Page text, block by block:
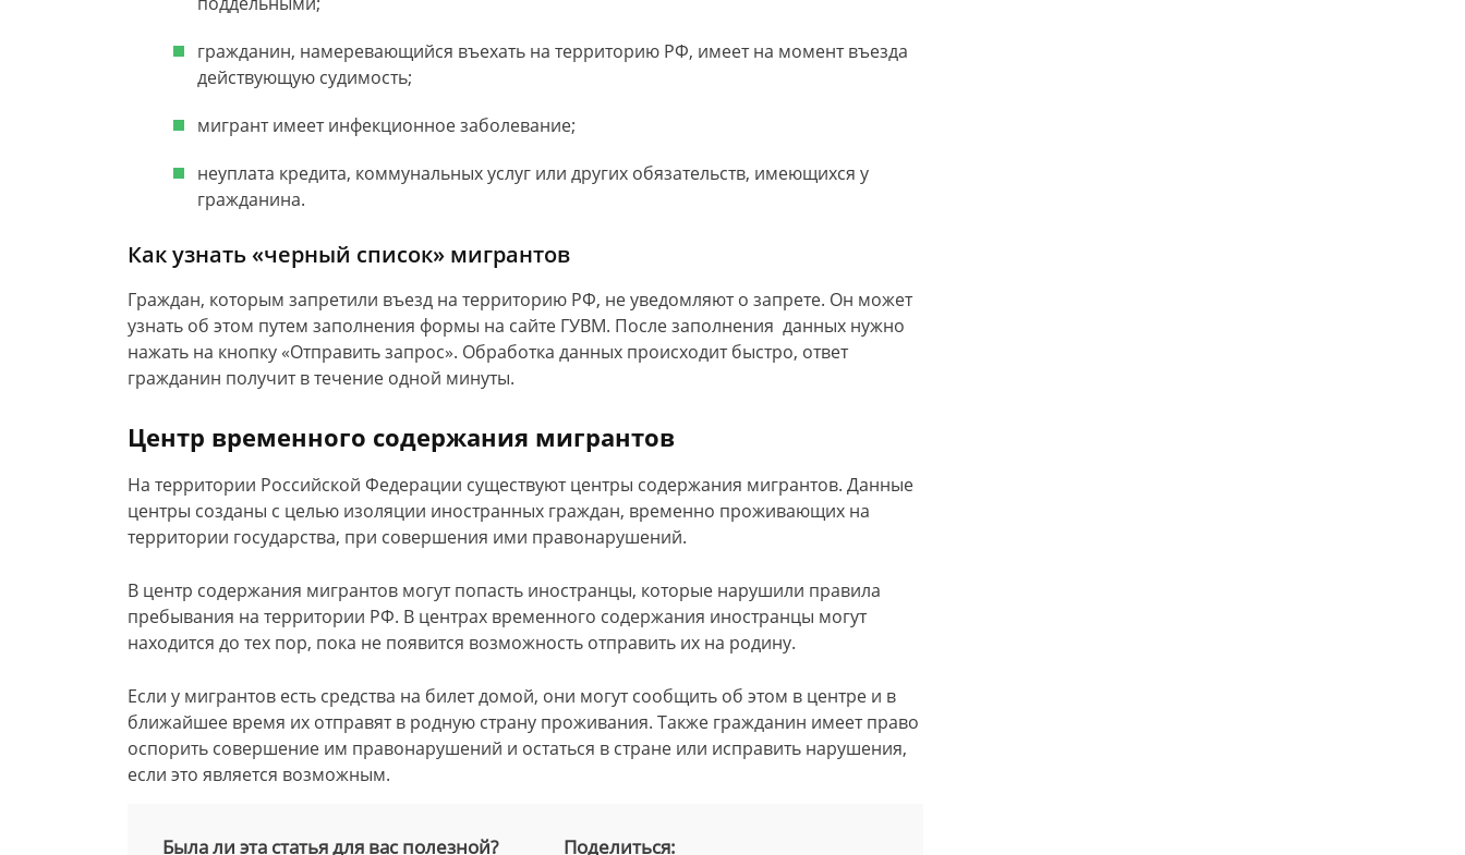
гражданин, намеревающийся въехать на территорию РФ, имеет на момент въезда
действующую судимость;
мигрант имеет инфекционное заболевание;
неуплата кредита, коммунальных услуг или других обязательств, имеющихся у
гражданина.
Как узнать «черный список» мигрантов
Граждан, которым запретили въезд на территорию РФ, не уведомляют о запрете. Он может
узнать об этом путем заполнения формы на сайте ГУВМ. После заполнения данных нужно
нажать на кнопку «Отправить запрос». Обработка данных происходит быстро, ответ
гражданин получит в течение одной минуты.
Центр временного содержания мигрантов
На территории Российской Федерации существуют центры содержания мигрантов. Данные
центры созданы с целью изоляции иностранных граждан, временно проживающих на
территории государства, при совершения ими правонарушений.
В центр содержания мигрантов могут попасть иностранцы, которые нарушили правила
пребывания на территории РФ. В центрах временного содержания иностранцы могут
находится до тех пор, пока не появится возможность отправить их на родину.
Если у мигрантов есть средства на билет домой, они могут сообщить об этом в центре и в
ближайшее время их отправят в родную страну проживания. Также гражданин имеет право
оспорить совершение им правонарушений и остаться в стране или исправить нарушения,
если это является возможным.
Была ли эта статья для вас полезной? Поделиться: